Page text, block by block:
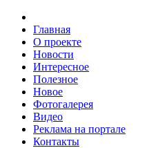
Главная
О проекте
Новости
Интересное
Полезное
Новое
Фотогалерея
Видео
Реклама на портале
Контакты